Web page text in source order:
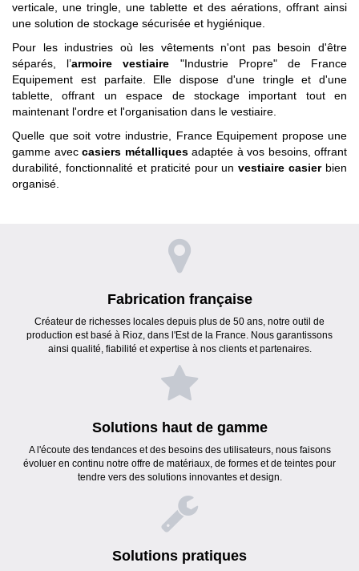
verticale, une tringle, une tablette et des aérations, offrant ainsi
une solution de stockage sécurisée et hygiénique.
Pour les industries où les vêtements n'ont pas besoin d'être
séparés, l’armoire vestiaire "Industrie Propre" de France
Equipement est parfaite. Elle dispose d'une tringle et d'une
tablette, offrant un espace de stockage important tout en
maintenant l'ordre et l'organisation dans le vestiaire.
Quelle que soit votre industrie, France Equipement propose une
gamme avec casiers métalliquesadaptée à vos besoins, offrant
durabilité, fonctionnalité et praticité pour unvestiaire casierbien
organisé.
Fabrication française
Créateur de richesses locales depuis plus de 50 ans, notre outil de
production est basé à Rioz, dans l'Est de la France. Nous garantissons
ainsi qualité, fiabilité et expertise à nos clients et partenaires.
Solutions haut de gamme
A l'écoute des tendances et des besoins des utilisateurs, nous faisons
évoluer en continu notre offre de matériaux, de formes et de teintes pour
tendre vers des solutions innovantes et design.
Solutions pratiques